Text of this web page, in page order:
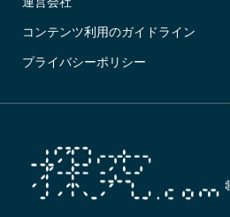
コンテンツ利用のガイドライン
プライバシーポリシー